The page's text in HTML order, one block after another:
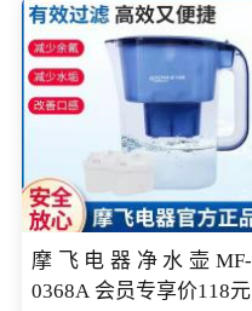
摩飞电器净水壶MF-
0368A 会员专享价118元